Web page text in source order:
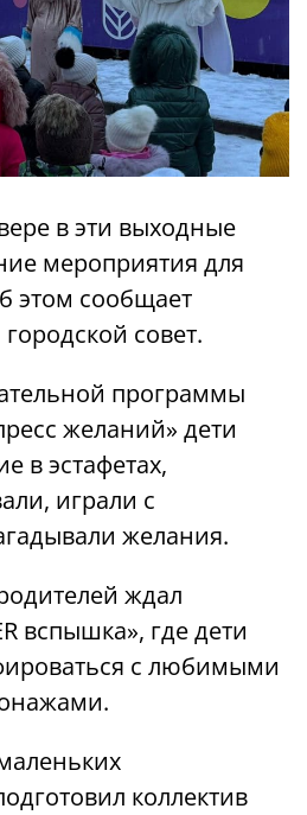
в эти выходные
мероприятия для
этом сообщает
совет.
программы
желаний» дети
в эстафетах,
играли с
желания.
ждал
вспышка», где дети
с любимыми
коллектив